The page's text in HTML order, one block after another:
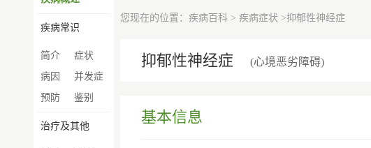
疾病常识
简介
症状
病因
并发症
预防
鉴别
治疗及其他
您现在的位置： 疾病百科 > 疾病症状 >抑郁性神经症
抑郁性神经症 (心境恶劣障碍)
基本信息